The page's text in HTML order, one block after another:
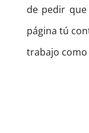
de pedir
página tú
trabajo